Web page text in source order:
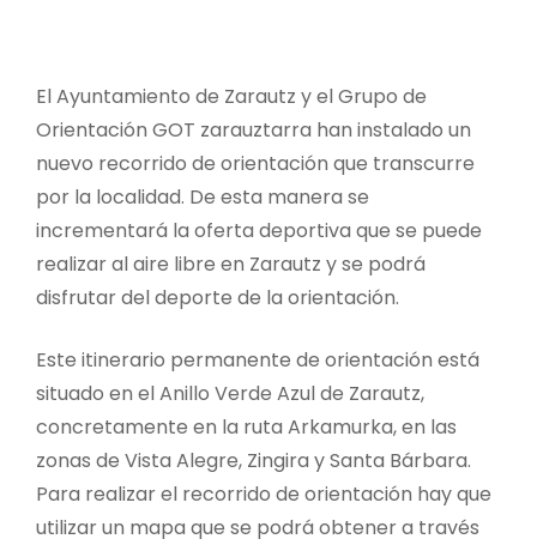
El Ayuntamiento de Zarautz y el Grupo de
Orientación GOT zarauztarra han instalado un
nuevo recorrido de orientación que transcurre
por la localidad. De esta manera se
incrementará la oferta deportiva que se puede
realizar al aire libre en Zarautz y se podrá
disfrutar del deporte de la orientación.
Este itinerario permanente de orientación está
situado en el Anillo Verde Azul de Zarautz,
concretamente en la ruta Arkamurka, en las
zonas de Vista Alegre, Zingira y Santa Bárbara.
Para realizar el recorrido de orientación hay que
utilizar un mapa que se podrá obtener a través